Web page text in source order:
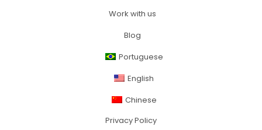
Work with us
Blog
Portuguese
English
Chinese
Privacy Policy